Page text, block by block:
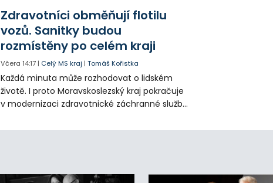
Zdravotníci obměňují flotilu
vozů. Sanitky budou
rozmístěny po celém kraji
Včera 14:17 | Celý MS kraj |Tomáš Kořistka
Každá minuta může rozhodovat o lidském
životě. I proto Moravskoslezský kraj pokračuje
v modernizaci zdravotnické záchranné služby
vybavených nejmodernější technikou.